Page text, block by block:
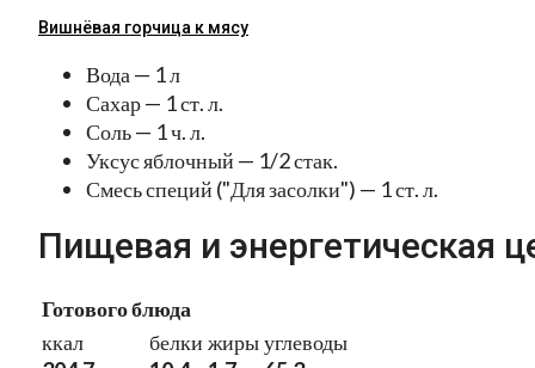
Вишнёвая горчица к мясу
Вода — 1 л
Сахар — 1 ст. л.
Соль — 1 ч. л.
Уксус яблочный — 1/2 стак.
Смесь специй ("Для засолки") — 1 ст. л.
Пищевая и энергетическая
Готового блюда
ккал
белки жирыуглеводы